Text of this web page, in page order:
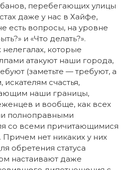
перебегающих улицы
даже у нас в Хайфе,
есть вопросы, на уровне
и «Что делать?».
которые
атакуют наши города,
(заметьте — требуют, а
счастья,
наши границы,
и вообще, как всех
полноправными
со всеми причитающимися
Причем нет никаких у них
обретения статуса
настаивают даже